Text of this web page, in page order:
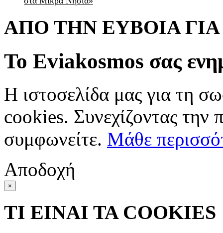
ΑΠΟ ΤΗΝ ΕΥΒΟΙΑ
Το Eviakosmos σας
Η ιστοσελίδα μας για τη
cookies. Συνεχίζοντας την
συμφωνείτε. Μάθε
Αποδοχή
×
ΤΙ ΕΙΝΑΙ ΤΑ COOKIES